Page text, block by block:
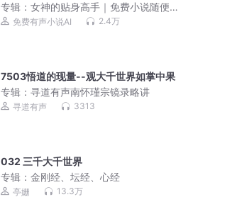
专辑： 女神的贴身高手｜免费小说随便
听｜美女爽文
免费有声小说AI 2.4万
7503悟道的现量--观大千世界如掌中果
专辑： 寻道有声南怀瑾宗镜录略讲
寻道有声 3313
032 三千大千世界
专辑： 金刚经、坛经、心经
亭姗 13.3万